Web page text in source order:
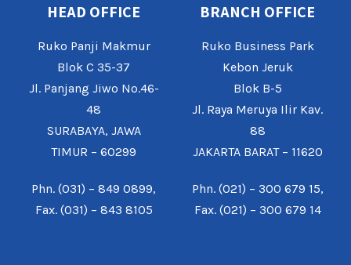
HEAD OFFICE
Ruko Panji Makmur
Blok C 35-37
Jl. Panjang Jiwo No.46-
48
SURABAYA, JAWA
TIMUR – 60299
Phn. (031) – 849 0899,
Fax. (031) – 843 8105
BRANCH OFFICE
Ruko Business Park
Kebon Jeruk
Blok B-5
Jl. Raya Meruya Ilir Kav.
88
JAKARTA BARAT – 11620
Phn. (021) – 300 679 15,
Fax. (021) – 300 679 14